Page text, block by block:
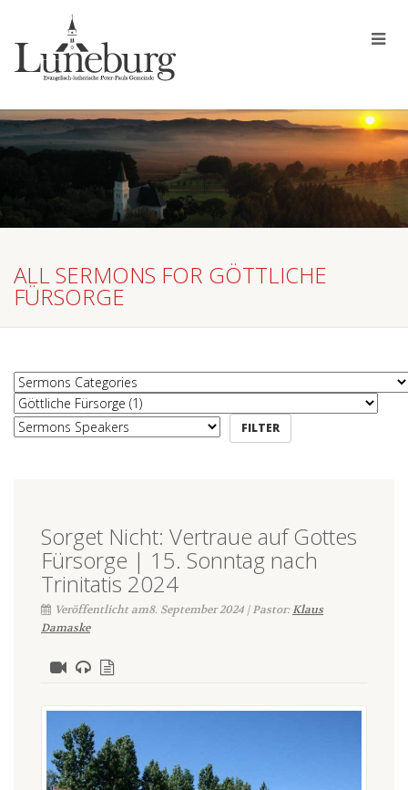
ALL SERMONS FOR GÖTTLICHE
FÜRSORGE
Sorget Nicht: Vertraue auf Gottes
Fürsorge | 15. Sonntag nach
Trinitatis 2024
Veröffentlicht am8. September 2024 | Pastor:Klaus
Damaske